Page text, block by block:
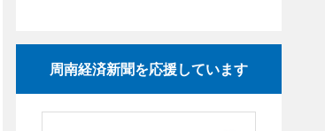
周南経済新聞を応援しています